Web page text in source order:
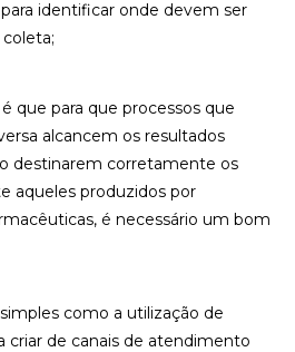
identificar onde devem ser
que para que processos que
alcancem os resultados
destinarem corretamente os
aqueles produzidos por
é necessário um bom
como a utilização de
criar de canais de atendimento